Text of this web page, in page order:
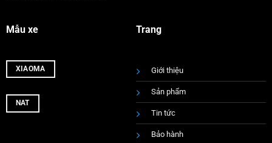
Mẫu xe
XIAOMA
NAT
Trang
Giới thiệu
Sản phẩm
Tin tức
Bảo hành